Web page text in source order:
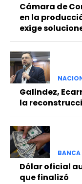
Cámara de
en la
exige
Galindez,
la
BANCA
Dólar oficial
que finalizó